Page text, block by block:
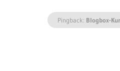
Pingback: Blogbox-